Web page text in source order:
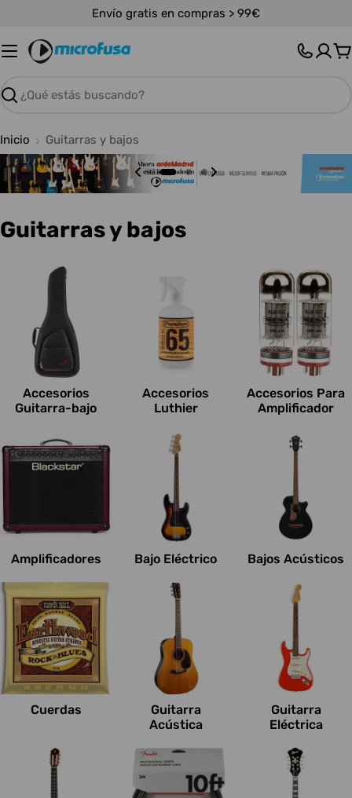
contenido
Envío gratis en compras > 99€
Buscar
Inicio Guitarras y bajos
C
e
s
:
Guitarras y bajos
Accesorios
Guitarra-bajo
Accesorios
Luthier
Accesorios Para
Amplificador
Amplificadores Bajo Eléctrico Bajos Acústicos
Cuerdas
Guitarra
Acústica
Guitarra
Eléctrica